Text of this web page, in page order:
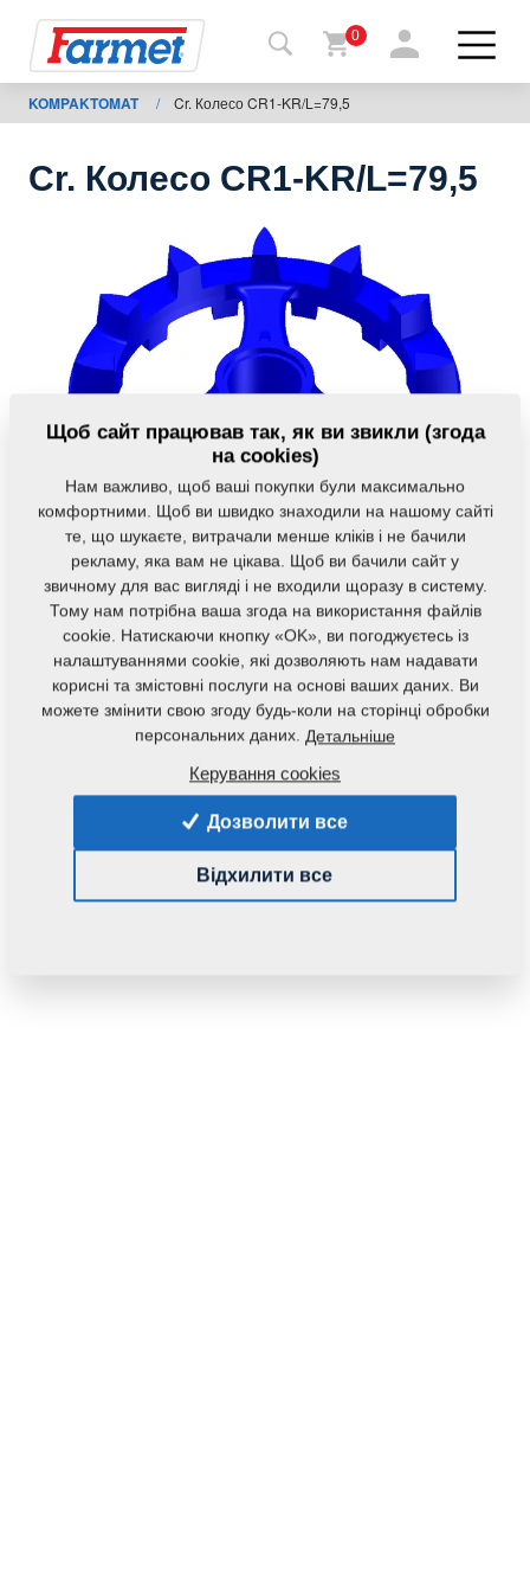
Назад
на
машини
Завантаження
0
KOMPAKTOMAT / Cr. Колесо CR1-KR/L=79,5
Cr. Колесо CR1-KR/L=79,5
Код продукту: 4008133
Початковий каталоговий номер:
4000324
Дана запасна частина також застосовується і для
Щоб сайт працював так, як ви звикли (згода
на cookies)
Нам важливо, щоб ваші покупки були максимально
комфортними. Щоб ви швидко знаходили на нашому сайті
те, що шукаєте, витрачали менше кліків і не бачили
рекламу, яка вам не цікава. Щоб ви бачили сайт у
звичному для вас вигляді і не входили щоразу в систему.
Тому нам потрібна ваша згода на використання файлів
cookie. Натискаючи кнопку «OK», ви погоджуєтесь із
налаштуваннями cookie, які дозволяють нам надавати
корисні та змістовні послуги на основі ваших даних. Ви
можете змінити свою згоду будь-коли на сторінці обробки
персональних даних. Детальніше
Керування cookies
Дозволити все
Відхилити все